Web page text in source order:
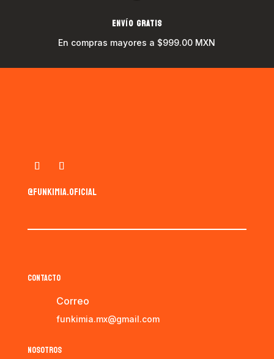
ENVÍO GRATIS
En compras mayores a $999.00 MXN
@funkimia.oficial
CONTACTO
Correo
funkimia.mx@gmail.com
NOSOTROS